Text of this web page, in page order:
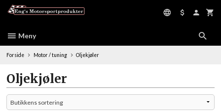
Meny
Forside Motor / tuning Oljekjøler
Oljekjøler